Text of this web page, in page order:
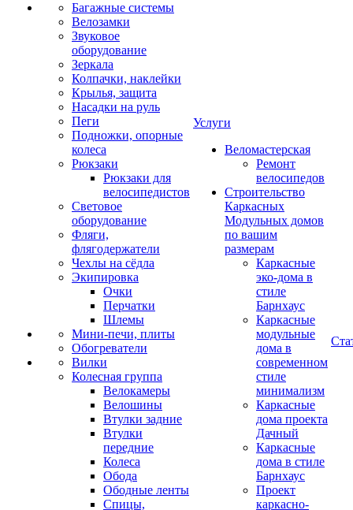
Багажные системы
Велозамки
Звуковое
оборудование
Зеркала
Колпачки, наклейки
Крылья, защита
Насадки на руль
Пеги
Подножки, опорные
колеса
Рюкзаки
Рюкзаки для
велосипедистов
Световое
оборудование
Фляги,
флягодержатели
Чехлы на сёдла
Экипировка
Очки
Перчатки
Шлемы
Мини-печи, плиты
Обогреватели
Вилки
Колесная группа
Велокамеры
Велошины
Втулки задние
Втулки
передние
Колеса
Обода
Ободные ленты
Спицы,
Услуги
Веломастерская
Ремонт
велосипедов
Строительство
Каркасных
Модульных домов
по вашим
размерам
Каркасные
эко-дома в
стиле
Барнхаус
Каркасные
модульные
дома в
современном
стиле
минимализм
Каркасные
дома проекта
Дачный
Каркасные
дома в стиле
Барнхаус
Проект
каркасно-